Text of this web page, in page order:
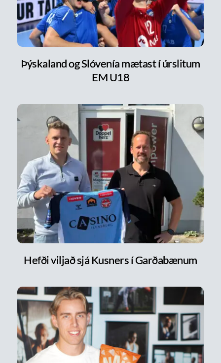
Þýskaland og Slóvenía mætast í úrslitum
EM U18
Hefði viljað sjá Kusners í Garðabænum